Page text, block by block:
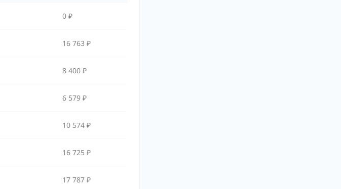
0 ₽
16 763 ₽
8 400 ₽
6 579 ₽
10 574 ₽
16 725 ₽
17 787 ₽